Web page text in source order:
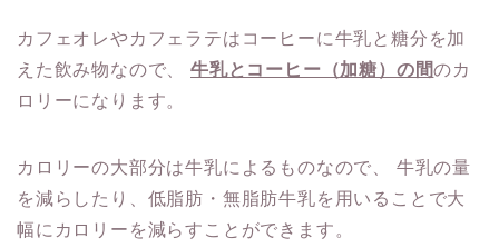
カフェオレやカフェラテはコーヒーに牛乳と糖分を加
えた飲み物なので、
牛乳とコーヒー（加糖）の間のカ
ロリーになります。
カロリーの大部分は牛乳によるものなので、
牛乳の量
を減らしたり、低脂肪・無脂肪牛乳を用いることで大
幅にカロリーを減らすことができます。